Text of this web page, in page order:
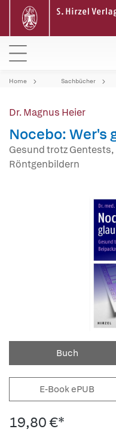
Home Sachbücher
Dr. Magnus Heier
Nocebo: Wer's
Gesund trotz
Röntgenbildern
Buch
E-Book ePUB
19,80 €*